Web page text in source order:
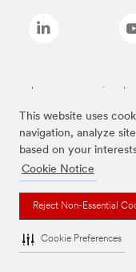
This website uses
navigation, analyze
based on your
Cookie Notice
Reject Non-Essential
Cookie Preferences
Las marcas